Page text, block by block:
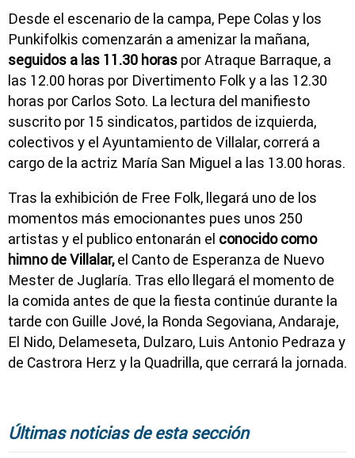
Desde el escenario de la campa, Pepe Colas y los
Punkifolkis comenzarán a amenizar la mañana,
seguidos a las 11.30 horas por Atraque Barraque, a
las 12.00 horas por Divertimento Folk y a las 12.30
horas por Carlos Soto. La lectura del manifiesto
suscrito por 15 sindicatos, partidos de izquierda,
colectivos y el Ayuntamiento de Villalar, correrá a
cargo de la actriz María San Miguel a las 13.00 horas.
Tras la exhibición de Free Folk, llegará uno de los
momentos más emocionantes pues unos 250
artistas y el publico entonarán el conocido como
himno de Villalar,el Canto de Esperanza de Nuevo
Mester de Juglaría. Tras ello llegará el momento de
la comida antes de que la fiesta continúe durante la
tarde con Guille Jové, la Ronda Segoviana, Andaraje,
El Nido, Delameseta, Dulzaro, Luis Antonio Pedraza y
de Castrora Herz y la Quadrilla, que cerrará la jornada.
Últimas noticias de esta sección